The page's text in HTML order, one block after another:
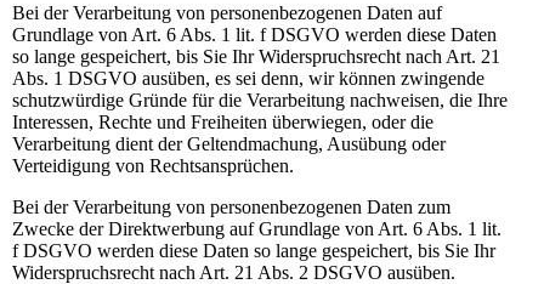
Bei der Verarbeitung von personenbezogenen Daten auf
Grundlage von Art. 6 Abs. 1 lit. f DSGVO werden diese Daten
so lange gespeichert, bis Sie Ihr Widerspruchsrecht nach Art. 21
Abs. 1 DSGVO ausüben, es sei denn, wir können zwingende
schutzwürdige Gründe für die Verarbeitung nachweisen, die Ihre
Interessen, Rechte und Freiheiten überwiegen, oder die
Verarbeitung dient der Geltendmachung, Ausübung oder
Verteidigung von Rechtsansprüchen.
Bei der Verarbeitung von personenbezogenen Daten zum
Zwecke der Direktwerbung auf Grundlage von Art. 6 Abs. 1 lit.
f DSGVO werden diese Daten so lange gespeichert, bis Sie Ihr
Widerspruchsrecht nach Art. 21 Abs. 2 DSGVO ausüben.